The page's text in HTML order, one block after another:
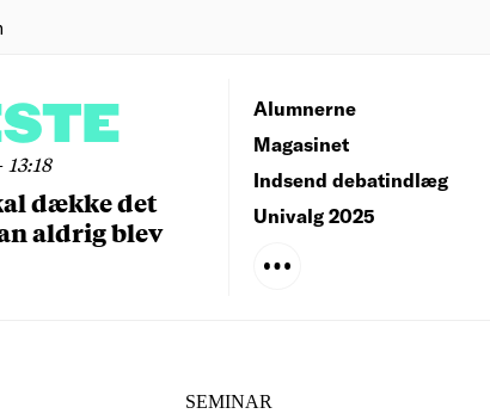
13:18
dække det
aldrig blev
Alumnerne
Magasinet
Indsend debatindlæg
Univalg 2025
SEMINAR